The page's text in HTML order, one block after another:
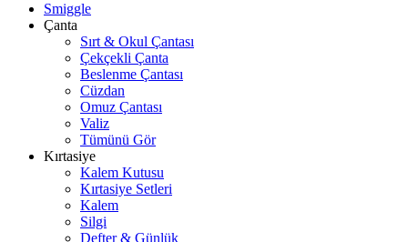
Smiggle
Çanta
Sırt & Okul Çantası
Çekçekli Çanta
Beslenme Çantası
Cüzdan
Omuz Çantası
Valiz
Tümünü Gör
Kırtasiye
Kalem Kutusu
Kırtasiye Setleri
Kalem
Silgi
Defter & Günlük